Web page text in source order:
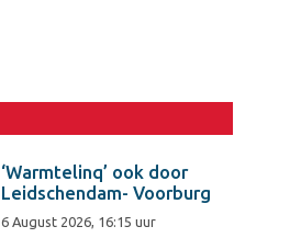
‘Warmtelinq’ ook door
Leidschendam- Voorburg
6 August 2026, 16:15 uur